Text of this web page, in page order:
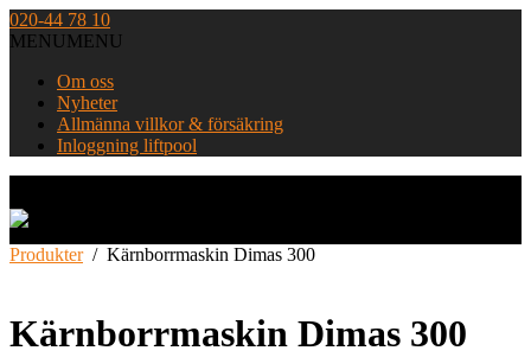
Skip
to
020-44 78 10
MENUMENU
Om oss
Nyheter
Allmänna villkor & försäkring
Inloggning liftpool
Produkter/ Kärnborrmaskin Dimas 300
Kärnborrmaskin Dimas 300